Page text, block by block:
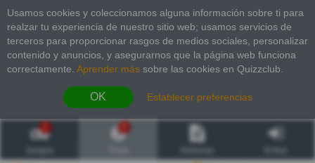
Usamos cookies y coleccionamos alguna información sobre ti para
realzar tu experiencia de nuestro sitio web; usamos servicios de
terceros para proporcionar rasgos de medios sociales, personalizar
contenido y anuncios, y asegurarnos que la página web funciona
correctamente. Aprender más sobre las cookies en Quizzclub.
OK Establecer preferencias
2